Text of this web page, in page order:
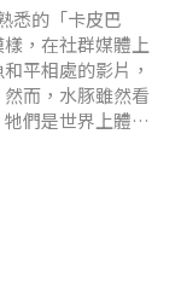
悉的「卡皮巴
，在社群媒體上
平相處的影片，
而，水豚雖然看
們是世界上體型
提供牠們適合的
先了解以下 5 件